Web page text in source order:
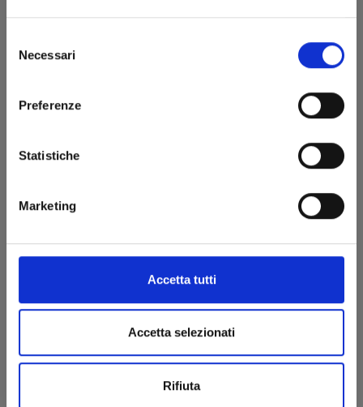
delNecessari
Preferenze
Statistiche
Marketing
Accetta tutti
Accetta selezionati
Rifiuta
KAITO KID TREASURED EDITION n. 2
21/05/2024